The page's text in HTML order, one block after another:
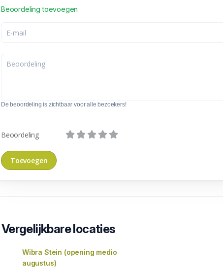
Beoordeling toevoegen
De beoordeling is zichtbaar voor alle bezoekers!
Beoordeling
Vergelijkbare locaties
Wibra Stein (opening medio
augustus)